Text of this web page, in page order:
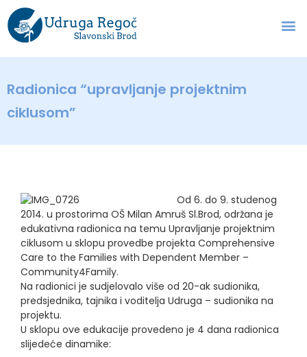
Radionica “upravljanje projektnim
ciklusom”
Od 6. do 9. studenog
2014. u prostorima OŠ Milan Amruš Sl.Brod, održana je
edukativna radionica na temu Upravljanje projektnim
ciklusom u sklopu provedbe projekta Comprehensive
Care to the Families with Dependent Member –
Community4Family.
Na radionici je sudjelovalo više od 20-ak sudionika,
predsjednika, tajnika i voditelja Udruga – sudionika na
projektu.
U sklopu ove edukacije provedeno je 4 dana radionica
slijedeće dinamike: